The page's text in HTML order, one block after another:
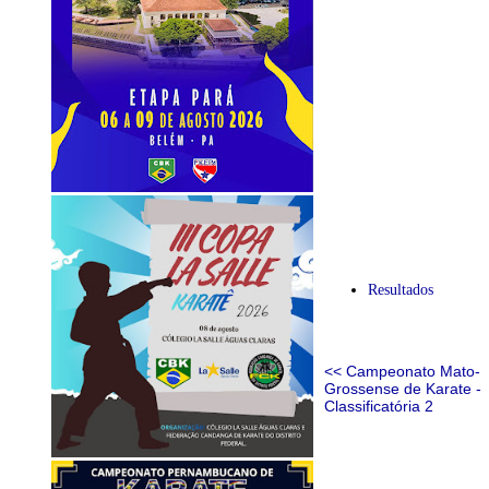
Resultados
<< Campeonato Mato-
Grossense de Karate -
Classificatória 2